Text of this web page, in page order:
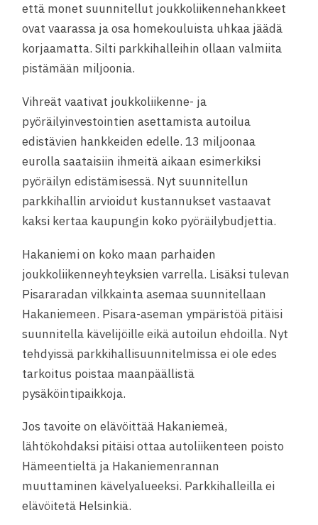
että monet suunnitellut joukkoliikennehankkeet
ovat vaarassa ja osa homekouluista uhkaa jäädä
korjaamatta. Silti parkkihalleihin ollaan valmiita
pistämään miljoonia.
Vihreät vaativat joukkoliikenne- ja
pyöräilyinvestointien asettamista autoilua
edistävien hankkeiden edelle. 13 miljoonaa
eurolla saataisiin ihmeitä aikaan esimerkiksi
pyöräilyn edistämisessä. Nyt suunnitellun
parkkihallin arvioidut kustannukset vastaavat
kaksi kertaa kaupungin koko pyöräilybudjettia.
Hakaniemi on koko maan parhaiden
joukkoliikenneyhteyksien varrella. Lisäksi tulevan
Pisararadan vilkkainta asemaa suunnitellaan
Hakaniemeen. Pisara-aseman ympäristöä pitäisi
suunnitella kävelijöille eikä autoilun ehdoilla. Nyt
tehdyissä parkkihallisuunnitelmissa ei ole edes
tarkoitus poistaa maanpäällistä
pysäköintipaikkoja.
Jos tavoite on elävöittää Hakaniemeä,
lähtökohdaksi pitäisi ottaa autoliikenteen poisto
Hämeentieltä ja Hakaniemenrannan
muuttaminen kävelyalueeksi. Parkkihalleilla ei
elävöitetä Helsinkiä.